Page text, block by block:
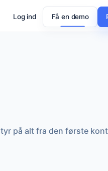
Log ind Få en demo
på alt fra den første